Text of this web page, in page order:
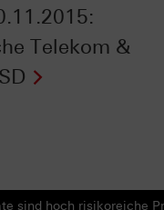
Telekom &
sind hoch risikoreiche